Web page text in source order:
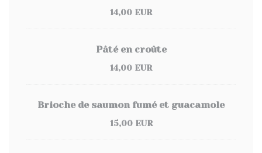
14,00 EUR
Pâté en croûte
14,00 EUR
Brioche de saumon fumé et guacamole
15,00 EUR